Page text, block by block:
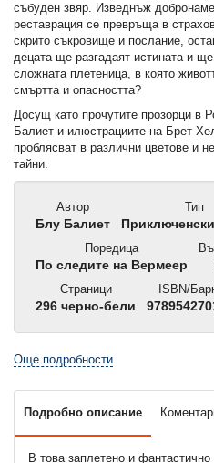
събуден звяр. Изведнъж
реставрация се превръща в
скрито съкровище и послание,
децата ще разгадаят истината и
сложната плетеница, в която
смъртта и опасността?
Досущ като прочутите прозорци в
Балиет и илюстрациите на Брет
проблясват в различни цветове и
тайни.
Автор
Блу Балиет
Тип
Поредица
По следите на Вермеер
Страници
296 черно-бели
ISBN/
Още подробности
Подробно описание
В това заплетено и